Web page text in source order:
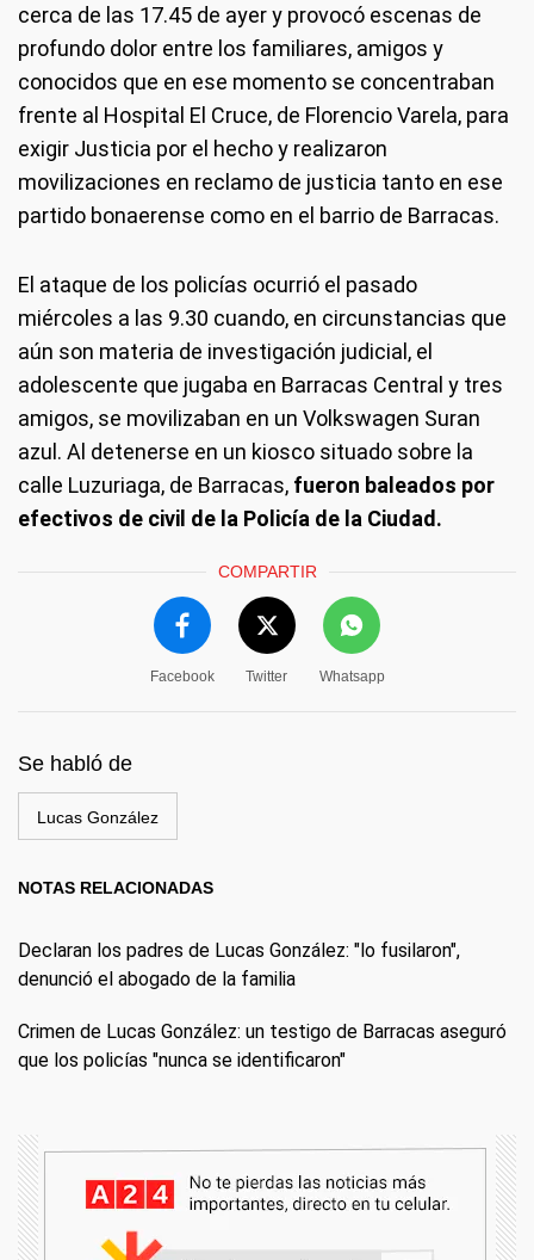
cerca de las 17.45 de ayer y provocó escenas de
profundo dolor entre los familiares, amigos y
conocidos que en ese momento se concentraban
frente al Hospital El Cruce, de Florencio Varela, para
exigir Justicia por el hecho y realizaron
movilizaciones en reclamo de justicia tanto en ese
partido bonaerense como en el barrio de Barracas.
El ataque de los policías ocurrió el pasado
miércoles a las 9.30 cuando, en circunstancias que
aún son materia de investigación judicial, el
adolescente que jugaba en Barracas Central y tres
amigos, se movilizaban en un Volkswagen Suran
azul. Al detenerse en un kiosco situado sobre la
calle Luzuriaga, de Barracas, fueron baleados por
efectivos de civil de la Policía de la Ciudad.
COMPARTIR
Facebook Twitter Whatsapp
Se habló de
Lucas González
NOTAS RELACIONADAS
Declaran los padres de Lucas González: "lo fusilaron",
denunció el abogado de la familia
Crimen de Lucas González: un testigo de Barracas aseguró
que los policías "nunca se identificaron"